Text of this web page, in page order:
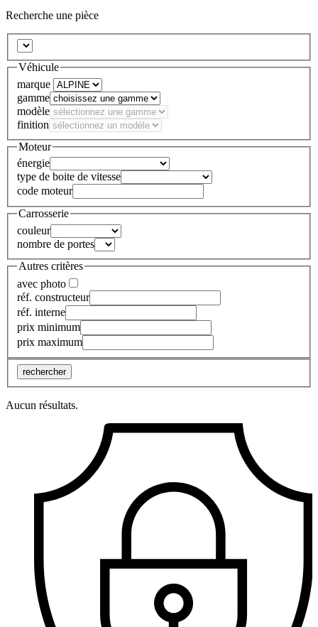
Recherche une pièce
Véhicule
marque
gamme
modèle
finition
Moteur
énergie
type de boite de vitesse
code moteur
Carrosserie
couleur
nombre de portes
Autres critères
avec photo
réf. constructeur
réf. interne
prix minimum
prix maximum
rechercher
Aucun résultats.